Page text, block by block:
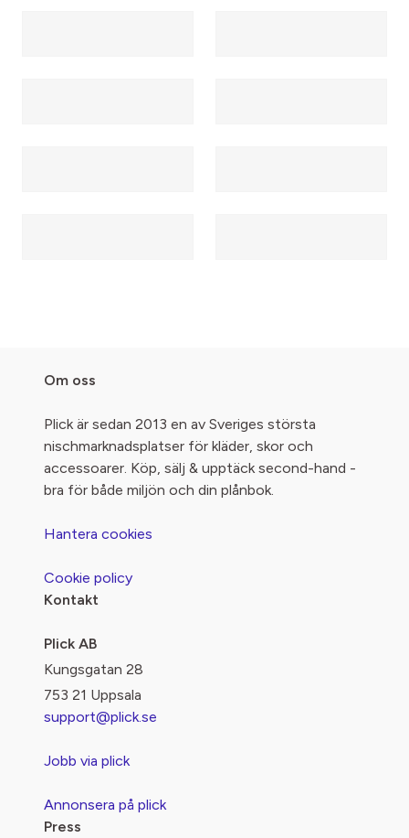
Om oss
Plick är sedan 2013 en av Sveriges största
nischmarknadsplatser för kläder, skor och
accessoarer. Köp, sälj & upptäck second-hand -
bra för både miljön och din plånbok.
Hantera cookies
Cookie policy
Kontakt
Plick AB
Kungsgatan 28
753 21 Uppsala
support@plick.se
Jobb via plick
Annonsera på plick
Press